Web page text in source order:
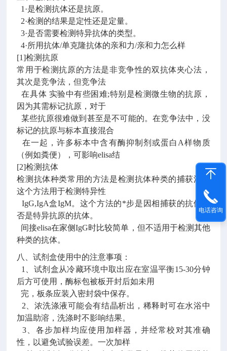
1·是检测抗体还是抗原。
2·检测的结果是定性还是定量。
3·是否需要检测特异抗体的类型。
4·所用抗体/单克隆抗体的亲和力/亲和力怎么样
[1]检测抗原
常用于检测抗原的方法是非竞争性的双抗体夹心法，
其次是竞争法，但竞争法
在具体 实验中有些困难;特别是检测微生物的抗原，
因为其需标记抗原，对于
某些抗原很难做到甚至是不可能的。在竞争法中，没
标记的抗原与标本直接混合
在一起，许多标本中含有酶抑制剂或蛋白A样物质
（例如粪便），可影响elisa结
[2]检测抗体
检测抗体种类常用的方法是检测抗体种类的捕获法，
这个方法用于检测特异性
IgG,IgA盒IgM。这个方法的*步是因相捕获的抗体是
否是特异抗原的抗体。
间接elisa在家侧IgG时比较简单，但不适用于检测其他
种类的抗体。
八、试剂盒使用中的注意事项：
1、试剂盒从冷藏环境中取出应在室温平衡15-30分钟
后方可使用，酶标包被板开封后如未用
完，板条应装入密封袋中保存。
2、浓洗涤液可能会有结晶析出，稀释时可在水浴中
加温助溶，洗涤时不影响结果。
3、各步加样均应使用加样器，并经常校对其准确
性，以避免试验误差。一次加样
电话咨询